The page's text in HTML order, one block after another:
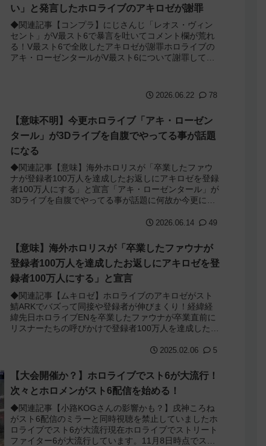
い」と発言したホロライブのアキロゼが謝罪
◆関連記事【コンプラ】にじさんじ「レオス・ヴィン
セント」がV最スト6で暴言を吐いてコメント欄が荒れ
る！V最スト6で全敗したアキロゼが謝罪ホロライブの
アキ・ローゼンタールがV最スト6について謝罪してい
2026.06.22 78
【意味不明】今更ホロライブ「アキ・ローゼン
タール」が3Dライブを自腹でやってる事が話題
になる
◆関連記事【意味】海外ホロリスが「卒業したファウ
ナが登録者100万人を達成したお返しにアキロゼを登録
者100万人にする」と宣言「アキ・ローゼンタール」が
3Dライブを自腹でやってる事が話題に何故か今更にな
2026.06.14 49
【意味】海外ホロリスが「卒業したファウナが
登録者100万人を達成したお返しにアキロゼを登
録者100万人にする」と宣言
◆関連記事【ムキロゼ】ホロライブのアキロゼがスト
鯖ARKでバズって同接や登録者が伸びまくり！経緯経
緯先日ホロライブENを卒業したファウナが卒業直前に
リスナーたちの呼びかけで登録者100万人を達成した↓
2025.02.06 5
【大会開催か？】ホロライブでスト6が大流行！
次々とホロメンがスト6配信を始める！
◆関連記事【小路KOGさんの影響かも？】戌神ころね
がスト6配信のミラーと同時視聴を禁止していましたホ
ロライブでスト6が大流行現在ホロライブでストリート
ファイター6が大流行しています。11月8日時点でスト6